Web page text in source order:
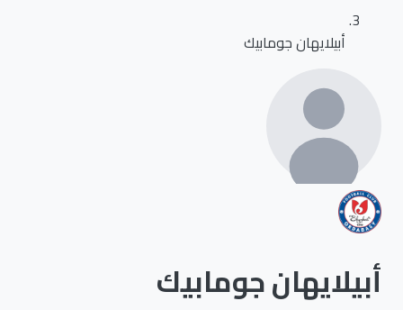
أبيلايهان جومابيك
أبيلايهان جومابيك